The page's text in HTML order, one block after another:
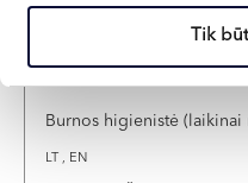
Tik
TREČIOKAITĖ
Burnos higienistė (laikinai
LT , EN